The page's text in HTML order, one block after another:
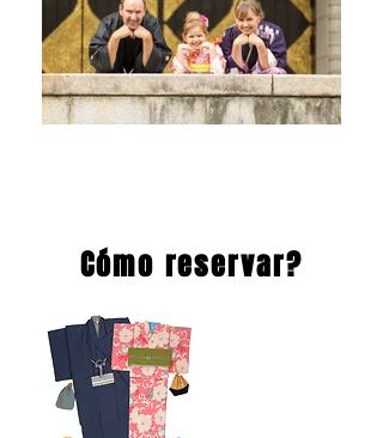
Cómo reservar?